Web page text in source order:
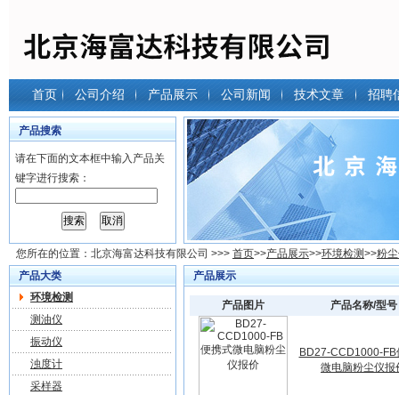
首页 公司介绍 产品展示 公司新闻 技术文章 招聘
产品搜索
请在下面的文本框中输入产品关
键字进行搜索：
您所在的位置： 北京海富达科技有限公司 >>> 首页>>产品展示>>环境检测>>粉
产品大类
环境检测
测油仪
振动仪
浊度计
采样器
产品展示
产品图片 产品名称/型号
BD27-CCD1000-FB
微电脑粉尘仪报